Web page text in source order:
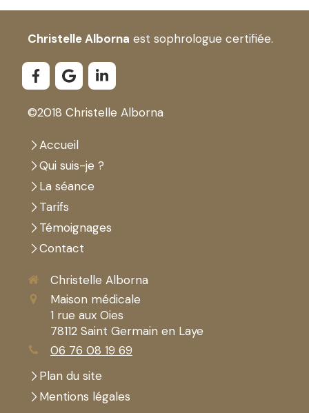
Christelle Alborna est sophrologue certifiée.
©2018 Christelle Alborna
Accueil
Qui suis-je ?
La séance
Tarifs
Témoignages
Contact
Christelle Alborna
Maison médicale
1 rue aux Oies
78112 Saint Germain en Laye
06 76 08 19 69
Plan du site
Mentions légales